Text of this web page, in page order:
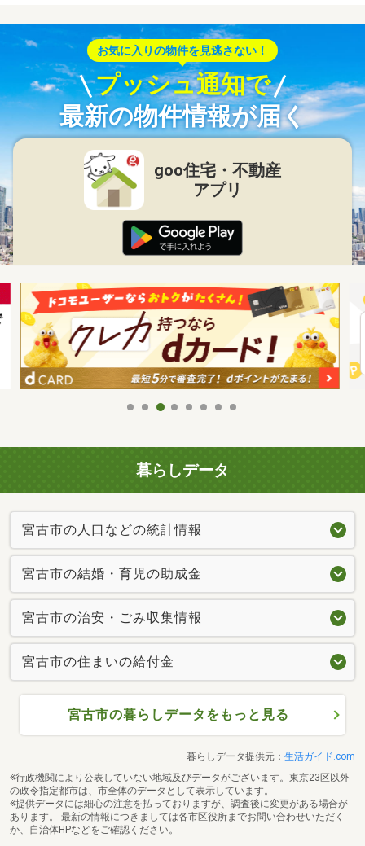
お気に入りの物件を見逃さない！
プッシュ通知で
最新の物件情報が届く
goo住宅・不動産
アプリ
暮らしデータ
宮古市の人口などの統計情報
宮古市の結婚・育児の助成金
宮古市の治安・ごみ収集情報
宮古市の住まいの給付金
宮古市の暮らしデータをもっと見る
暮らしデータ提供元： 生活ガイド.com
※行政機関により公表していない地域及びデータがございます。東京23区以外
の政令指定都市は、市全体のデータとして表示しています。
※提供データには細心の注意を払っておりますが、調査後に変更がある場合が
あります。 最新の情報につきましては各市区役所までお問い合わせいただく
か、自治体HPなどをご確認ください。